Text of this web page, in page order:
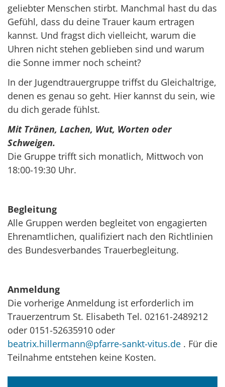
geliebter Menschen stirbt. Manchmal hast du das
Gefühl, dass du deine Trauer kaum ertragen
kannst. Und fragst dich vielleicht, warum die
Uhren nicht stehen geblieben sind und warum
die Sonne immer noch scheint?
In der Jugendtrauergruppe triffst du Gleichaltrige,
denen es genau so geht. Hier kannst du sein, wie
du dich gerade fühlst.
Mit Tränen, Lachen, Wut, Worten oder
Schweigen.
Die Gruppe trifft sich monatlich, Mittwoch von
18:00-19:30 Uhr.
Begleitung
Alle Gruppen werden begleitet von engagierten
Ehrenamtlichen, qualifiziert nach den Richtlinien
des Bundesverbandes Trauerbegleitung.
Anmeldung
Die vorherige Anmeldung ist erforderlich im
Trauerzentrum St. Elisabeth Tel. 02161-2489212
oder 0151-52635910 oder
beatrix.hillermann@pfarre-sankt-vitus.de . Für die
Teilnahme entstehen keine Kosten.